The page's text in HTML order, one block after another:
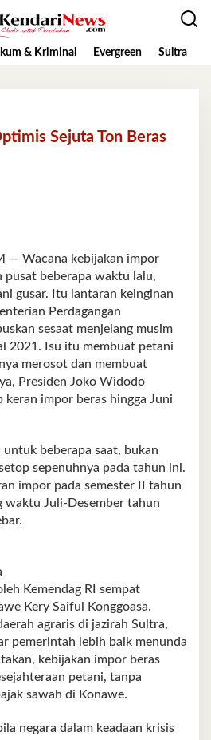
& Kriminal Evergreen Sultra
Sejuta Ton Beras
— Wacana kebijakan impor
pusat beberapa waktu lalu,
gusar. Itu lantaran keinginan
Perdagangan
sesaat menjelang musim
2021. Isu itu membuat petani
merosot dan membuat
Presiden Joko Widodo
keran impor beras hingga Juni
untuk beberapa saat, bukan
sepenuhnya pada tahun ini.
impor pada semester II tahun
waktu Juli-Desember tahun
Kemendag RI sempat
Kery Saiful Konggoasa.
agraris di jazirah Sultra,
pemerintah lebih baik menunda
kebijakan impor beras
petani, tanpa
sawah di Konawe.
negara dalam keadaan krisis